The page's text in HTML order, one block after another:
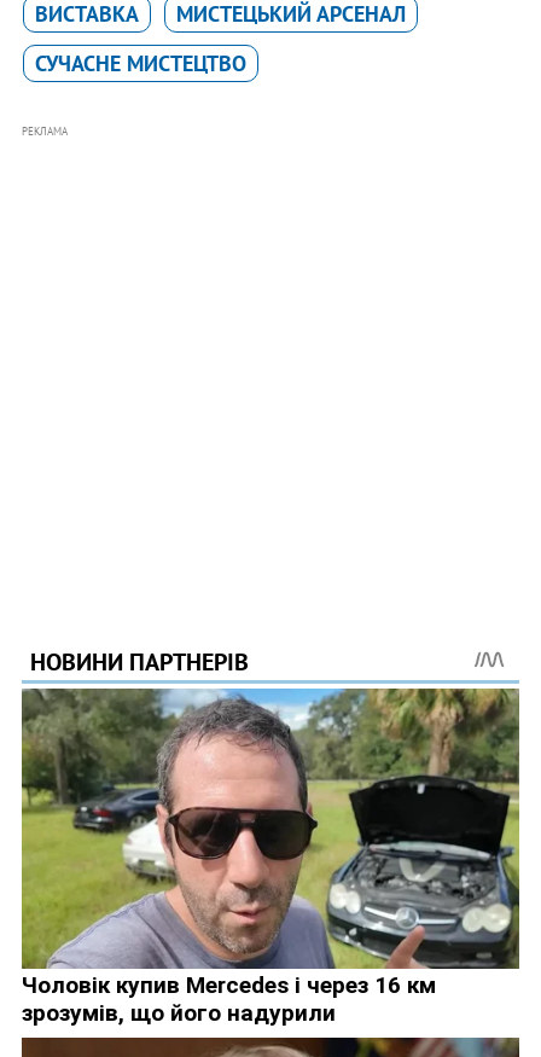
ВИСТАВКА
МИСТЕЦЬКИЙ АРСЕНАЛ
СУЧАСНЕ МИСТЕЦТВО
РЕКЛАМА